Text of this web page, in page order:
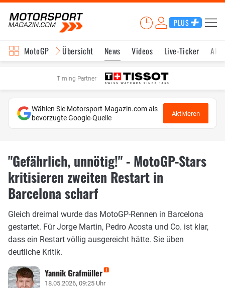
PLUS
MotoGP Übersicht News Videos Live-Ticker
Timing Partner
Wählen Sie Motorsport-Magazin.com als
bevorzugte Google-Quelle
Aktivieren
"Gefährlich, unnötig!" - MotoGP-Stars
kritisieren zweiten Restart in
Barcelona scharf
Gleich dreimal wurde das MotoGP-Rennen in Barcelona
gestartet. Für Jorge Martin, Pedro Acosta und Co. ist klar,
dass ein Restart völlig ausgereicht hätte. Sie üben
deutliche Kritik.
Yannik Grafmüller
18.05.2026, 09:25 Uhr